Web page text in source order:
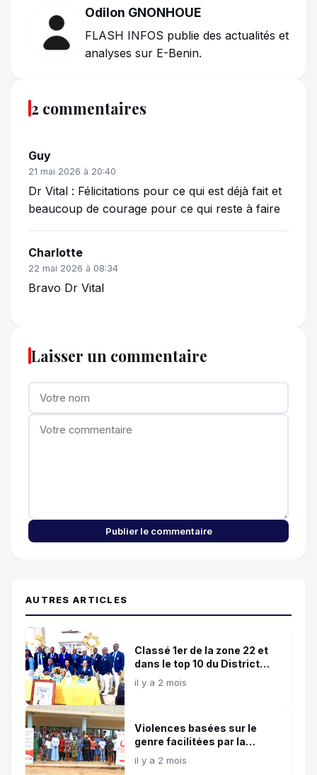
Odilon GNONHOUE
FLASH INFOS publie des actualités et
analyses sur E-Benin.
2 commentaires
Guy
21 mai 2026 à 20:40
Dr Vital : Félicitations pour ce qui est déjà fait et
beaucoup de courage pour ce qui reste à faire
Charlotte
22 mai 2026 à 08:34
Bravo Dr Vital
Laisser un commentaire
Publier le commentaire
AUTRES ARTICLES
Classé 1er de la zone 22 et
dans le top 10 du District
403A4: Le Lions club
Cotonou Les Édifices
au Bénin
il y a 2 mois
Violences basées sur le
genre facilitées par la
technologie : Des jeunes
formés à l'autodéfense
il y a 2 mois